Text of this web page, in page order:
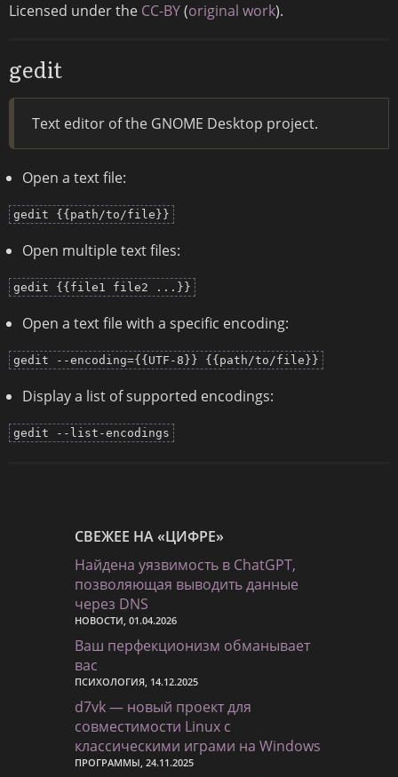
Licensed under the CC-BY(original work).
gedit
Text editor of the GNOME Desktop project.
Open a text file:
gedit {{path/to/file}}
Open multiple text files:
gedit {{file1 file2 ...}}
Open a text file with a specific encoding:
gedit --encoding={{UTF-8}} {{path/to/file}}
Display a list of supported encodings:
gedit --list-encodings
СВЕЖЕЕ НА «ЦИФРЕ»
Найдена уязвимость в ChatGPT,
позволяющая выводить данные
через DNS
НОВОСТИ, 01.04.2026
Ваш перфекционизм обманывает
вас
ПСИХОЛОГИЯ, 14.12.2025
d7vk — новый проект для
совместимости Linux с
классическими играми на Windows
ПРОГРАММЫ, 24.11.2025